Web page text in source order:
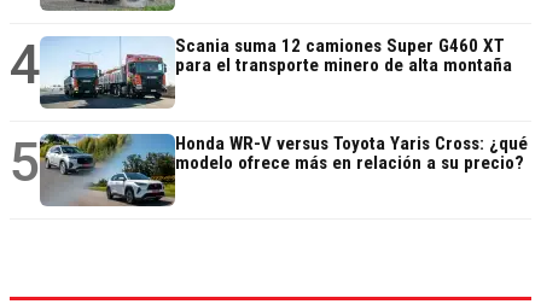
4
Scania suma 12 camiones Super G460 XT
para el transporte minero de alta montaña
5
Honda WR-V versus Toyota Yaris Cross: ¿qué
modelo ofrece más en relación a su precio?